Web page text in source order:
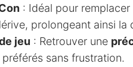
: Idéal pour
prolongeant ainsi la
jeu : Retrouver une
sans frustration.